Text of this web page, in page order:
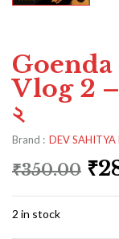
Vlog 2 –
২
Brand : DEV SAHITYA
₹350.00 ₹
2 in stock